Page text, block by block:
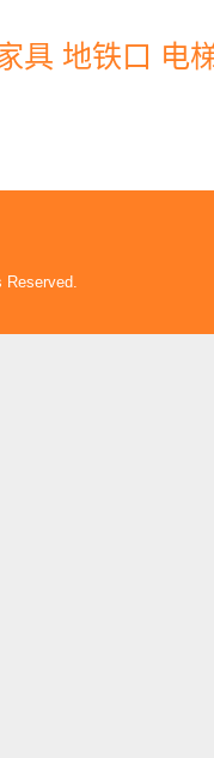
具 地铁口 电
Reserved.